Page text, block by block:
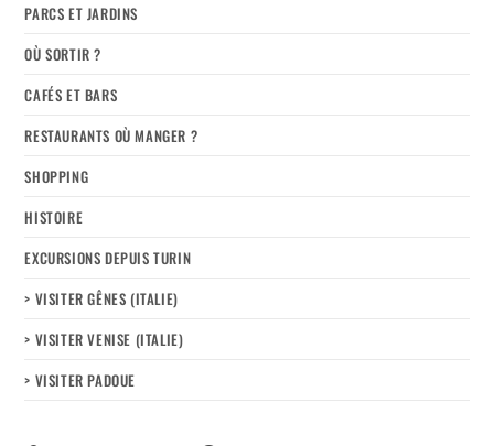
PARCS ET JARDINS
OÙ SORTIR ?
CAFÉS ET BARS
RESTAURANTS OÙ MANGER ?
SHOPPING
HISTOIRE
EXCURSIONS DEPUIS TURIN
> VISITER GÊNES (ITALIE)
> VISITER VENISE (ITALIE)
> VISITER PADOUE